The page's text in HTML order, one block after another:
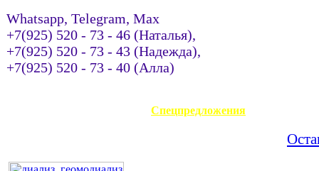
Whatsapp, Telegram, Max
+7(925) 520 - 73 - 46 (Наталья),
+7(925) 520 - 73 - 43 (Надежда),
+7(925) 520 - 73 - 40 (Алла)
Спецпредложения